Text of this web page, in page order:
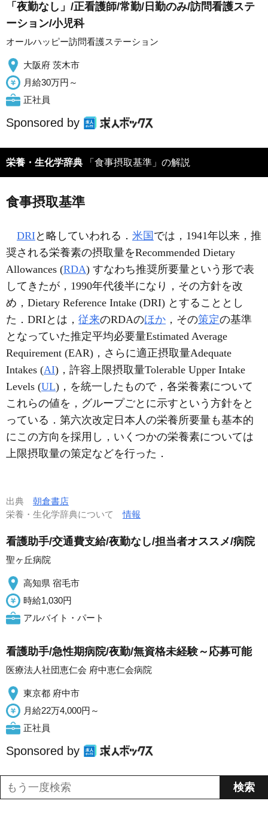
「夜勤なし」/正看護師/常勤/日勤のみ/訪問看護ステ
ーション/小児科
オールハッピー訪問看護ステーション
大阪府 茨木市
月給30万円～
正社員
Sponsored by
栄養・生化学辞典 「食事摂取基準」の解説
食事摂取基準
DRIと略していわれる． 米国 では，1941年以来，推
奨される栄養素の摂取量をRecommended Dietary
Allowances (RDA) すなわち推奨所要量という形で表
してきたが，1990年代後半になり，その方針を改
め，Dietary Reference Intake (DRI) とすることとし
た．DRIとは， 従来のRDAのほか ，その策定の基準
となっていた推定平均必要量Estimated Average
Requirement (EAR)，さらに適正摂取量Adequate
Intakes (AI)，許容上限摂取量Tolerable Upper Intake
Levels (UL)，を統一したもので，各栄養素について
これらの値を，グループごとに示すという方針をと
っている．第六次改定日本人の栄養所要量も基本的
にこの方向を採用し，いくつかの栄養素については
上限摂取量の策定などを行った．
出典 朝倉書店
栄養・生化学辞典について情報
看護助手/交通費支給/夜勤なし/担当者オススメ/病院
聖ヶ丘病院
高知県 宿毛市
時給1,030円
アルバイト・パート
看護助手/急性期病院/夜勤/無資格未経験～応募可能
医療法人社団恵仁会 府中恵仁会病院
東京都 府中市
月給22万4,000円～
正社員
Sponsored by